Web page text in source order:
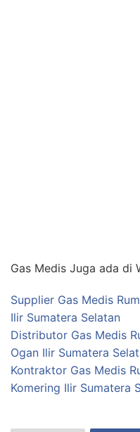
Gas Medis Juga ada di
Supplier Gas Medis
Ilir Sumatera Selatan
Distributor Gas Medis
Ogan Ilir Sumatera
Kontraktor Gas Medis
Komering Ilir Sumatera